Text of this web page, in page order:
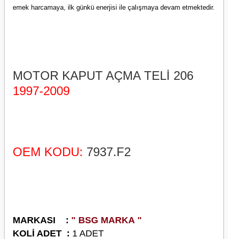
emek harcamaya, ilk günkü enerjisi ile çalışmaya devam etmektedir.
MOTOR KAPUT AÇMA TELİ 206
1997-2009
OEM KODU: 7937.F2
MARKASI : " BSG MARKA "
KOLİ ADET : 1 ADET